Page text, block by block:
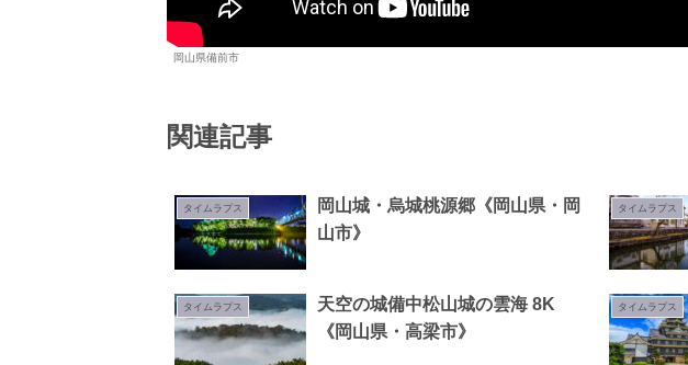
岡山県備前市
関連記事
タイムラプス
岡山城・烏城桃源郷《岡山県・岡
山市》
タイムラプス
タイムラプス
天空の城備中松山城の雲海 8K
《岡山県・高梁市》
タイムラプス